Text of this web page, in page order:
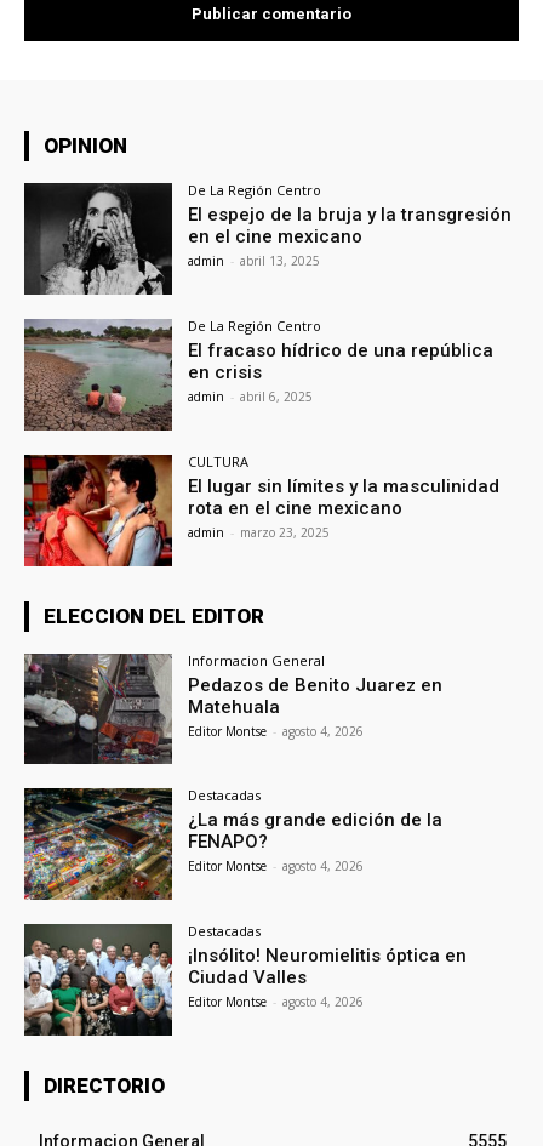
OPINION
De La Región Centro
El espejo de la bruja y la transgresión
en el cine mexicano
admin - abril 13, 2025
De La Región Centro
El fracaso hídrico de una república
en crisis
admin - abril 6, 2025
CULTURA
El lugar sin límites y la masculinidad
rota en el cine mexicano
admin - marzo 23, 2025
ELECCION DEL EDITOR
Informacion General
Pedazos de Benito Juarez en
Matehuala
Editor Montse - agosto 4, 2026
Destacadas
¿La más grande edición de la
FENAPO?
Editor Montse - agosto 4, 2026
Destacadas
¡Insólito! Neuromielitis óptica en
Ciudad Valles
Editor Montse - agosto 4, 2026
DIRECTORIO
Informacion General 5555